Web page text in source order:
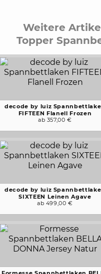
Weitere
Topper
decode by luiz
FIFTEEN Flanell Frozen
ab 357,00 €
decode by luiz
SIXTEEN Leinen Agave
ab 499,00 €